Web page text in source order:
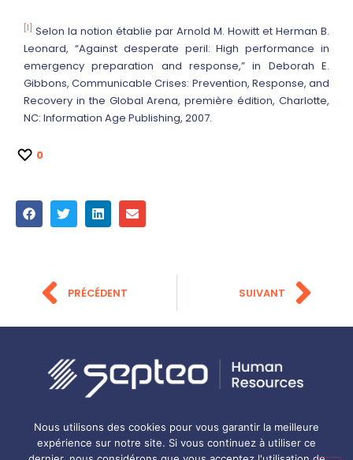
[1]
Selon la notion établie par Arnold M. Howitt et Herman B.
Leonard, “Against desperate peril: High performance in
emergency preparation and response,” in Deborah E.
Gibbons, Communicable Crises: Prevention, Response, and
Recovery in the Global Arena, première édition, Charlotte,
NC: Information Age Publishing, 2007.
0
PRÉCÉDENT SUIVANT
Gestion des cookiesMentions légalesPolitique de confidentialité
Carrières Bonnes pratiques RH
Nous utilisons des cookies pour vous garantir la meilleure
expérience sur notre site. Si vous continuez à utiliser ce